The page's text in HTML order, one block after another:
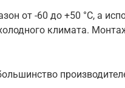
от -60 до +50 °С, а
климата.